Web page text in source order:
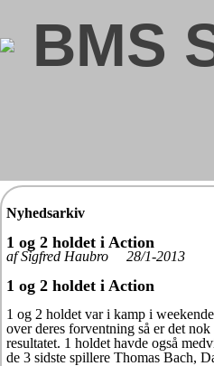
BMS
Nyhedsarkiv
1 og 2 holdet i Action
af Sigfred Haubro 28/1-2013
1 og 2 holdet i Action
1 og 2 holdet var i kamp i
over deres forventning så er det
resultatet. 1 holdet havde også
de 3 sidste spillere Thomas Bach,